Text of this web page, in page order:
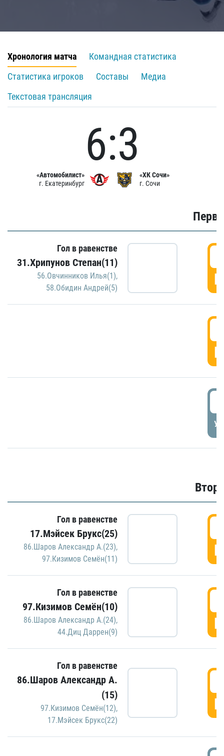
Хронология матча
Командная статистика
Статистика игроков
Составы
Медиа
Текстовая трансляция
«Автомобилист»
г. Екатеринбург
6:3
«ХК Сочи»
г. Сочи
Гол в равенстве
31.Хрипунов Степан(11)
56.Овчинников Илья(1),
58.Обидин Андрей(5)
Гол в равенстве
17.Мэйсек Брукс(25)
86.Шаров Александр А.(23),
97.Кизимов Семён(11)
Гол в равенстве
97.Кизимов Семён(10)
86.Шаров Александр А.(24),
44.Диц Даррен(9)
Гол в равенстве
86.Шаров Александр А.
(15)
97.Кизимов Семён(12),
17.Мэйсек Брукс(22)